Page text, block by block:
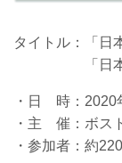
タイトル：「日
「日本在住
・日 時：2020
・主 催：ボス
・参加者：約